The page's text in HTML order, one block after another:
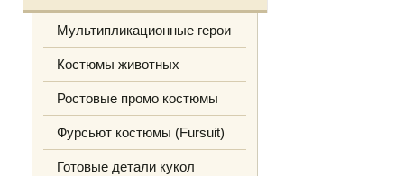
Мультипликационные герои
Костюмы животных
Ростовые промо костюмы
Фурсьют костюмы (Fursuit)
Готовые детали кукол